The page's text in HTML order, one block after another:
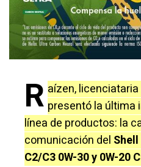
R aízen,
presentó la última
línea de productos: la
comunicación del
C2/C3 0W-30 y 0W-20